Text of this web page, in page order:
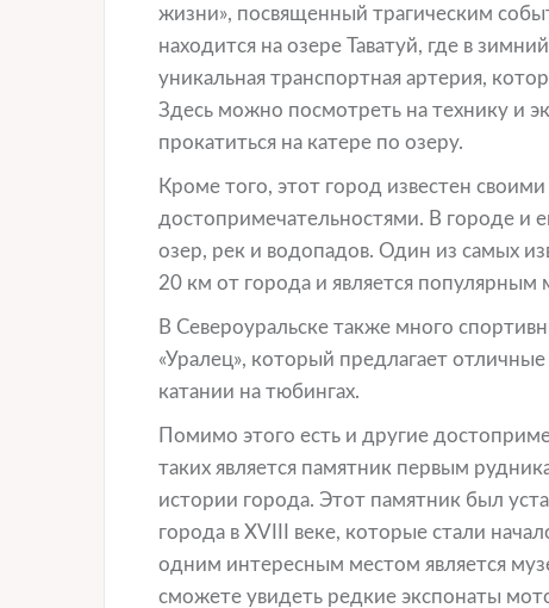
жизни», посвященный трагическим
находится на озере Таватуй, где в
уникальная транспортная артерия,
Здесь можно посмотреть на технику и
прокатиться на катере по озеру.
Кроме того, этот город известен
достопримечательностями. В городе и
озер, рек и водопадов. Один из самых
20 км от города и является
В Североуральске также много
«Уралец», который предлагает
катании на тюбингах.
Помимо этого есть и другие
таких является памятник первым
истории города. Этот памятник был
города в XVIII веке, которые стали
одним интересным местом является
сможете увидеть редкие экспонаты